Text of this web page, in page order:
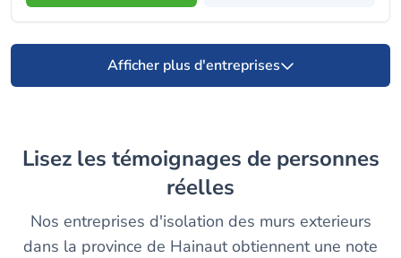
Afficher plus d'entreprises
Lisez les témoignages de personnes
réelles
Nos entreprises d'isolation des murs exterieurs
dans la province de Hainaut obtiennent une note